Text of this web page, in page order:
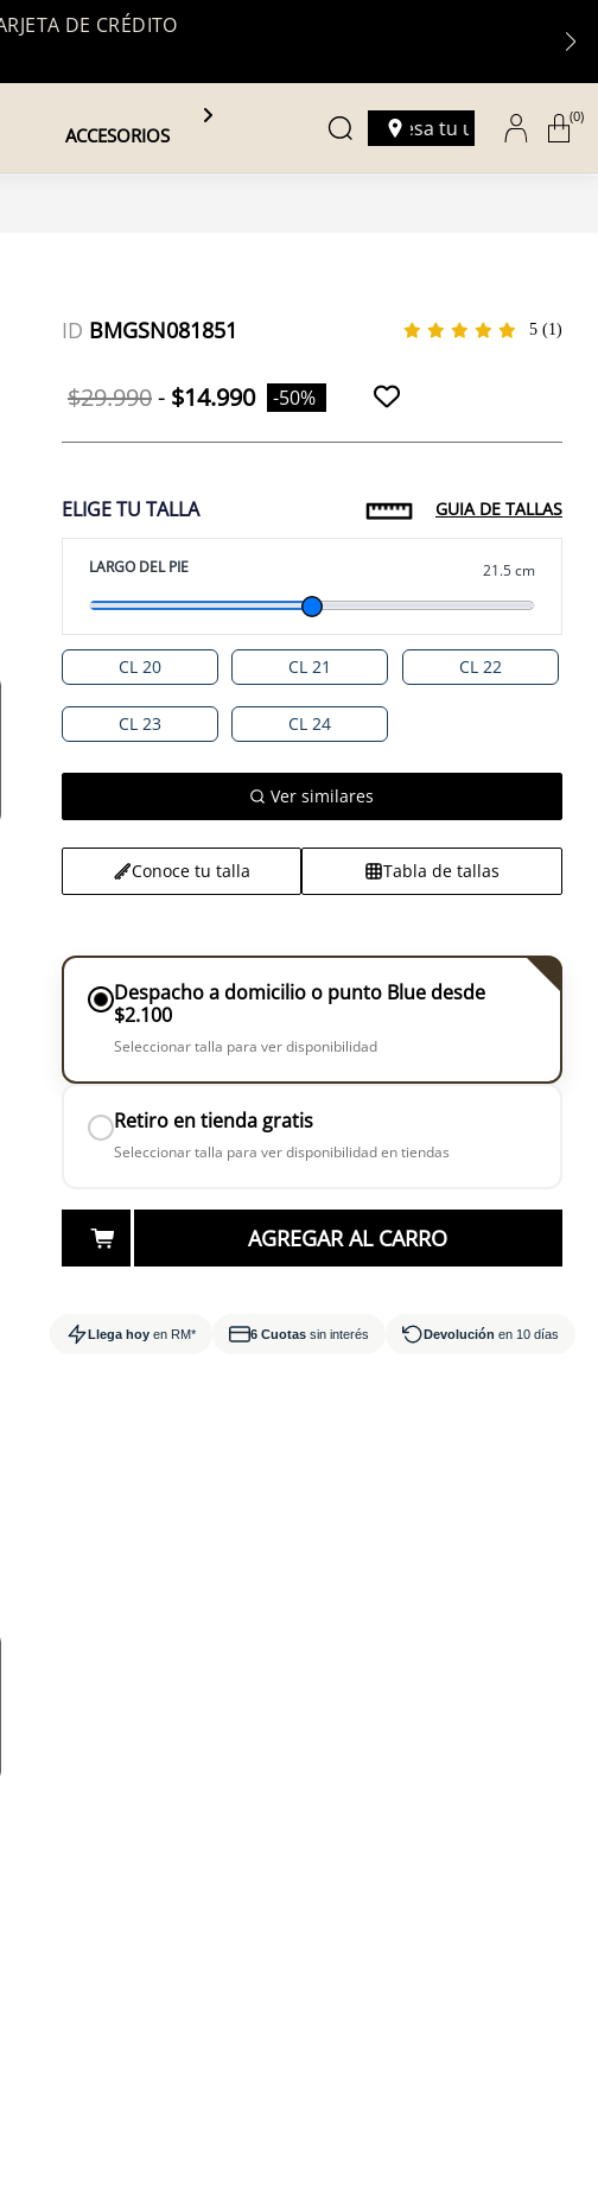
DE CRÉDITO
Ingresa tu ubicación (0)
ACCESORIOS
Retiro en 3 horas
ID BMGSN081851 5 (1)
$29.990- $14.990 -50%
ELIGE TU TALLA GUIA DE TALLAS
LARGO DEL PIE 21.5 cm
CL 20 CL 21 CL 22
CL 23 CL 24
Ver similares
Conoce tu talla Tabla de tallas
Despacho a domicilio o punto Blue desde
$2.100
Seleccionar talla para ver disponibilidad
Retiro en tienda gratis
Seleccionar talla para ver disponibilidad en tiendas
AGREGAR AL CARRO
Llega hoyen RM* 6 Cuotassin interés Devolución en 10 días